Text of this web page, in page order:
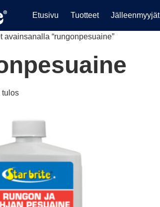
Etusivu Tuotteet Jälleenmyyjät
avainsanalla “rungonpesuaine”
tulos